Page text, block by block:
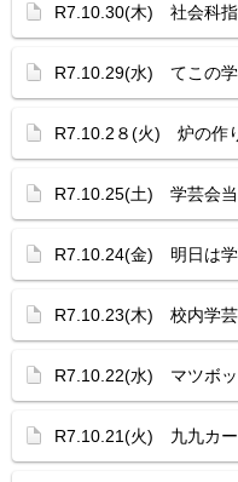
R7.10.30(木) 社会科指
R7.10.29(水) てこの
R7.10.2８(火) 炉の作
R7.10.25(土) 学芸会当
R7.10.24(金) 明日は
R7.10.23(木) 校内学
R7.10.22(水) マツボッ
R7.10.21(火) 九九カー